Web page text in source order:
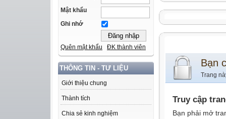
Mật khẩu
Ghi nhớ
Quên mật khẩu ĐK thành viên
THÔNG TIN - TƯ LIỆU
Giới thiệu chung
Thành tích
Chia sẻ kinh nghiệm
Bạn
Trang
Truy cập
Bạn phải mở